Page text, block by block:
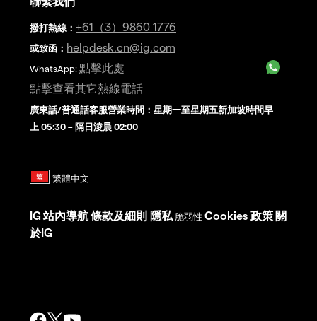
撥打熱線 ： +61（3）9860 1776
或致函： helpdesk.cn@ig.com
WhatsApp: 點擊此處
點擊查看其它熱線電話
廣東話/普通話客服營業時間：星期一至星期五新加坡時間早
上 05:30 – 隔日淩晨 02:00
IG 站內導航條款及細則 隱私 脆弱性 Cookies 政策 關
於IG